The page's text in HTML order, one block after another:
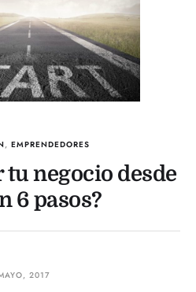
, EMPRENDEDORES
negocio desde
6 pasos?
2017